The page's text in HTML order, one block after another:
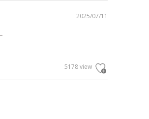
2025/07/11
5178 view